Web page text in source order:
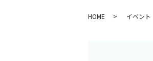
HOME イベント